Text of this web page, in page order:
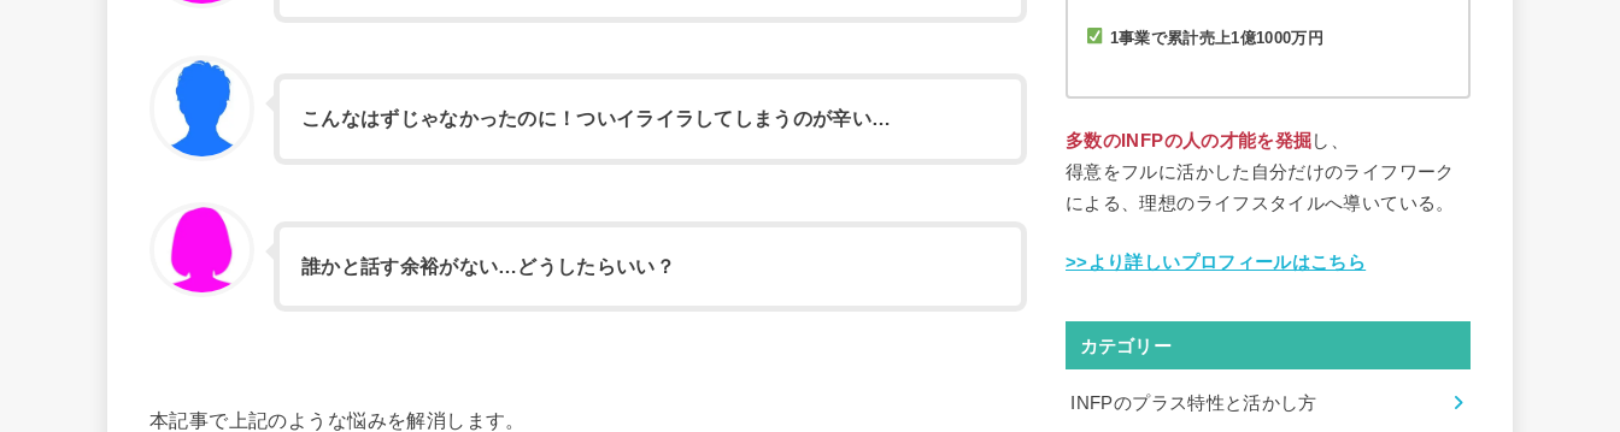
こんなはずじゃなかったのに！ついイライラしてしまうのが辛い…
誰かと話す余裕がない…どうしたらいい？
本記事で上記のような悩みを解消します。
1事業で累計売上1億1000万円
多数のINFPの人の才能を発掘し、
得意をフルに活かした自分だけのライフワーク
による、理想のライフスタイルへ導いている。
>>より詳しいプロフィールはこちら
カテゴリー
INFPのプラス特性と活かし方